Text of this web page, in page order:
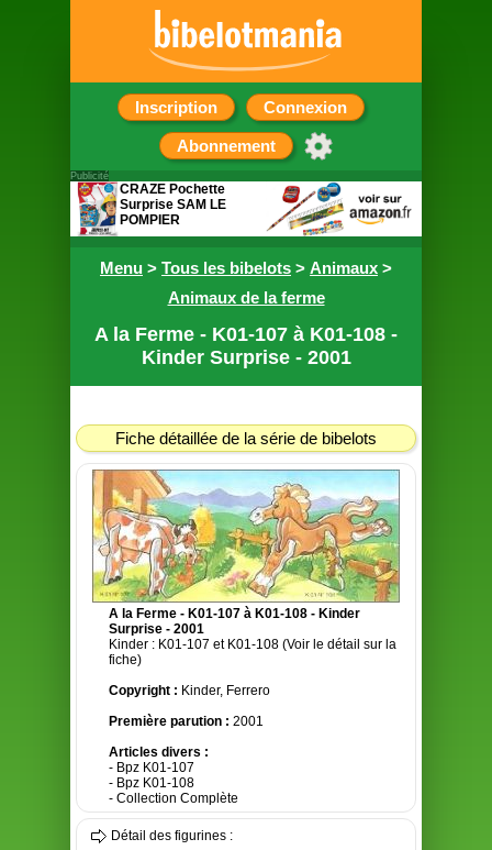
Inscription Connexion
Abonnement
Menu > Tous les bibelots > Animaux >
Animaux de la ferme
A la Ferme - K01-107 à K01-108 -
Kinder Surprise - 2001
Fiche détaillée de la série de bibelots
A la Ferme - K01-107 à K01-108 - Kinder
Surprise - 2001
Kinder : K01-107 et K01-108 (Voir le détail sur la
fiche)
Copyright : Kinder, Ferrero
Première parution : 2001
Articles divers :
- Bpz K01-107
- Bpz K01-108
- Collection Complète
Détail des figurines :
Publicité
CRAZE Pochette
Surprise SAM LE
POMPIER
cadeaux